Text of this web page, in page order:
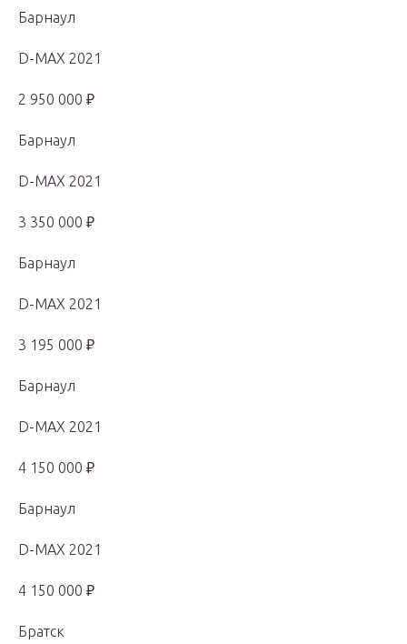
Барнаул
D-MAX 2021
2 950 000 ₽
Барнаул
D-MAX 2021
3 350 000 ₽
Барнаул
D-MAX 2021
3 195 000 ₽
Барнаул
D-MAX 2021
4 150 000 ₽
Барнаул
D-MAX 2021
4 150 000 ₽
Братск